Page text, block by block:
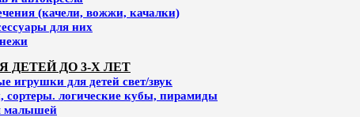
(качели, вожжи, качалки)
для них
ДЕТЕЙ ДО 3-Х ЛЕТ
игрушки для детей свет/звук
сортеры. логические кубы, пирамиды
малышей